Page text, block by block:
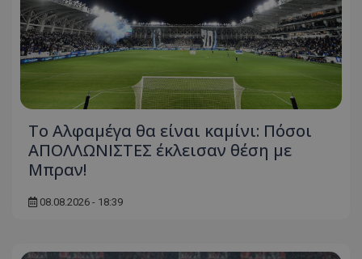
Το Αλφαμέγα θα είναι καμίνι: Πόσοι
ΑΠΟΛΛΩΝΙΣΤΕΣ έκλεισαν θέση με
Μπραν!
08.08.2026 - 18:39